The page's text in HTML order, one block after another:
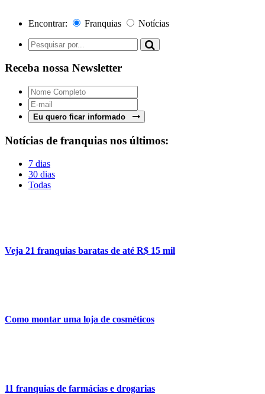
Encontrar: Franquias Notícias
Receba nossa Newsletter
Eu quero ficar informado
Notícias de franquias nos últimos:
7 dias
30 dias
Todas
Veja 21 franquias baratas de até R$ 15 mil
Como montar uma loja de cosméticos
11 franquias de farmácias e drogarias